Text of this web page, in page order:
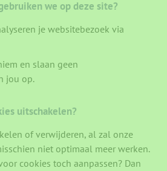
we op deze site?
je websitebezoek via
en slaan geen
jou op.
uitschakelen?
of verwijderen, al zal onze
niet optimaal meer werken.
cookies toch aanpassen? Dan